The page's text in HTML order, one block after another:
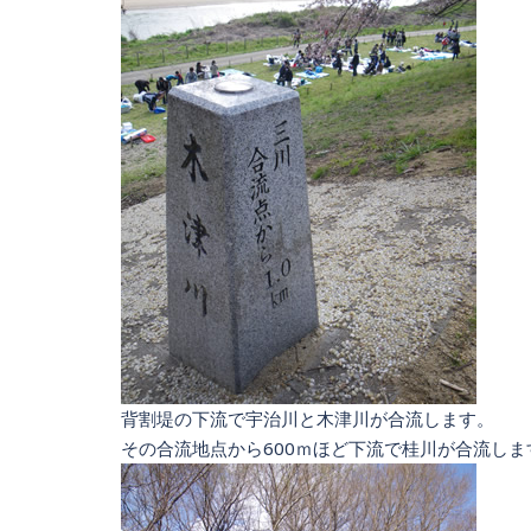
背割堤の下流で宇治川と木津川が合流します。
その合流地点から600ｍほど下流で桂川が合流しま